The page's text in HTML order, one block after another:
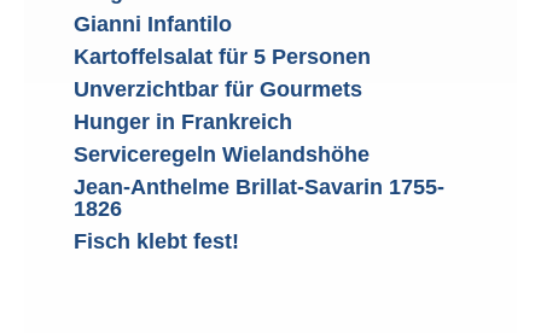
Gianni Infantilo
Kartoffelsalat für 5 Personen
Unverzichtbar für Gourmets
Hunger in Frankreich
Serviceregeln Wielandshöhe
Jean-Anthelme Brillat-Savarin 1755-
1826
Fisch klebt fest!